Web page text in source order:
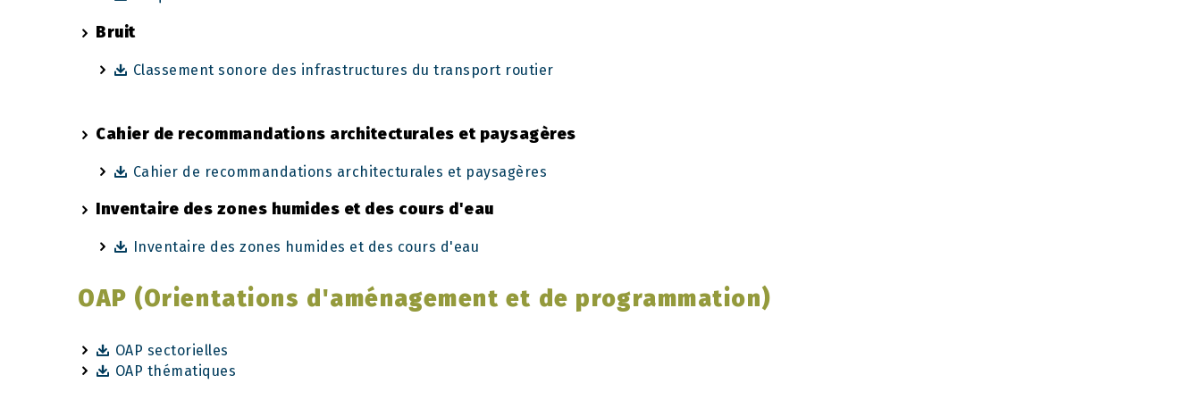
Bruit
Classement sonore des infrastructures du transport routier
Cahier de recommandations architecturales et paysagères
Cahier de recommandations architecturales et paysagères
Inventaire des zones humides et des cours d'eau
Inventaire des zones humides et des cours d'eau
OAP (Orientations d'aménagement et de programmation)
OAP sectorielles
OAP thématiques